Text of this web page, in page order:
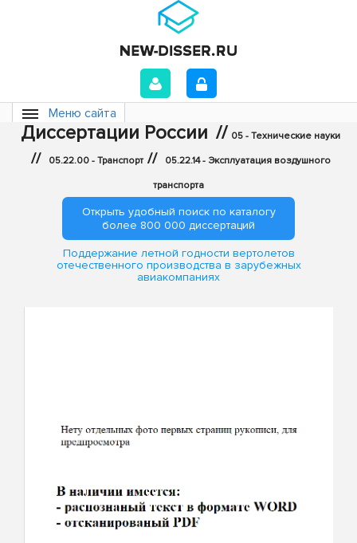
Меню сайта
Диссертации России // 05 - Технические науки
// 05.22.00 - Транспорт // 05.22.14 - Эксплуатация воздушного
транспорта
Открыть удобный поиск по каталогу
более 800 000 диссертаций
Поддержание летной годности вертолетов
отечественного производства в зарубежных
авиакомпаниях